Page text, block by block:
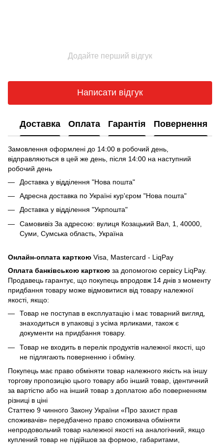
Додайте перший відгук
Написати відгук
Доставка Оплата Гарантія Повернення
Замовлення оформлені до 14:00 в робочий день,
відправляються в цей же день, після 14:00 на наступний
робочий день
Доставка у відділення "Нова пошта"
Адресна доставка по Україні кур'єром "Нова пошта"
Доставка у відділення "Укрпошта"
Самовивіз За адресою: вулиця Козацький Вал, 1, 40000,
Суми, Сумська область, Україна
Онлайн-оплата карткою Visa, Mastercard - LiqPay
Оплата банківською карткою за допомогою сервісу LiqPay.
Продавець гарантує, що покупець впродовж 14 днів з моменту
придбання товару може відмовитися від товару належної
якості, якщо:
Товар не поступав в експлуатацію і має товарний вигляд,
знаходиться в упаковці з усіма ярликами, також є
документи на придбання товару.
Товар не входить в перелік продуктів належної якості, що
не підлягають поверненню і обміну.
Покупець має право обміняти товар належного якість на іншу
торгову пропозицію цього товару або інший товар, ідентичний
за вартістю або на інший товар з доплатою або поверненням
різниці в ціні
Статтею 9 чинного Закону України «Про захист прав
споживачів» передбачено право споживача обміняти
непродовольчий товар належної якості на аналогічний, якщо
куплений товар не підійшов за формою, габаритами,